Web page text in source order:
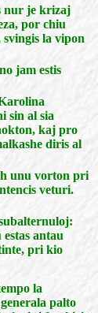
nur je krizaj
por chiu
la vipon
jam estis
sin al sia
kaj pro
diris al
unu vorton pri
veturi.
antau
pri kio
la
palto